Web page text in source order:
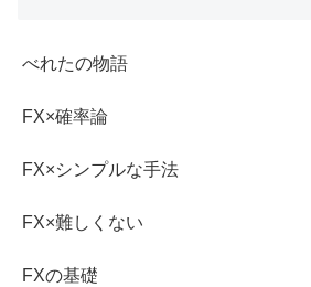
べれたの物語
FX×確率論
FX×シンプルな手法
FX×難しくない
FXの基礎